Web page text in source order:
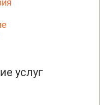
услуг